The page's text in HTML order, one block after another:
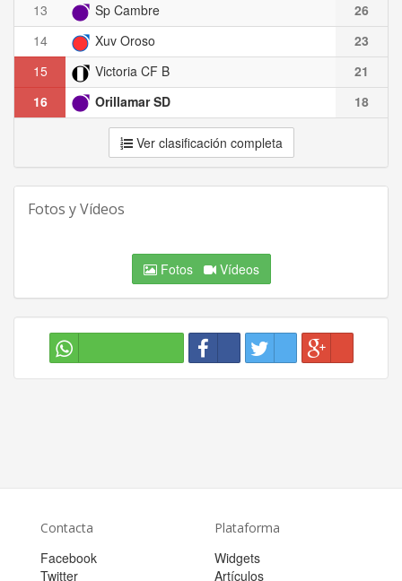
13
Sp Cambre
26
14
Xuv Oroso
23
15
Victoria CF B
21
16
Orillamar SD 18
Ver clasificación completa
Fotos y Vídeos
Fotos Vídeos
Contacta
Facebook
Twitter
Plataforma
Widgets
Artículos